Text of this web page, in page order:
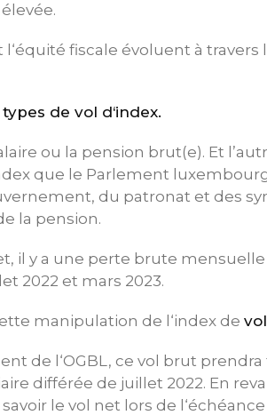
l‘équité fiscale évoluent à travers
de vol d‘index.
ou la pension brut(e). Et
que le Parlement
du patronat et des
la pension.
il y a une perte brute mensuelle
2022 et mars 2023.
manipulation de l‘index de
de l‘OGBL, ce vol brut
différée de juillet 2022. En
le vol net lors de